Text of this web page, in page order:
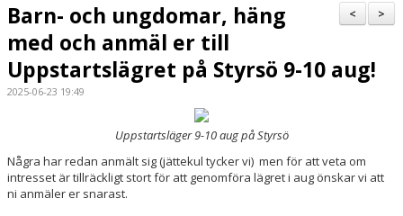
IN ENGLISH
>
<
Barn- och ungdomar, häng
med och anmäl er till
Uppstartslägret på Styrsö 9-10 aug!
2025-06-23 19:49
Uppstartsläger 9-10 aug på Styrsö
Några har redan anmält sig (jättekul tycker vi) men för att veta om
intresset är tillräckligt stort för att genomföra lägret i aug önskar vi att
ni anmäler er snarast.